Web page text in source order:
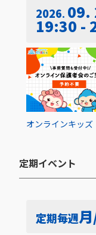
2026 09.
19:30 -
オンラインキッズ
定期イベント​
定期毎週